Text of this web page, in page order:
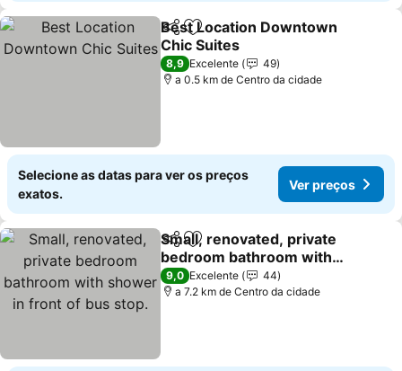
PartilharAdicionar aos favoritos
Best Location Downtown
Chic Suites
Ver preços
8,9 Excelente
49
a 0.5 km de Centro da cidade
Selecione as datas para ver os preços
exatos.
Ver preços
PartilharAdicionar aos favoritos
Small, renovated, private
bedroom bathroom with
shower in front of bus
stop.
Ver preços
9,0 Excelente
44
a 7.2 km de Centro da cidade